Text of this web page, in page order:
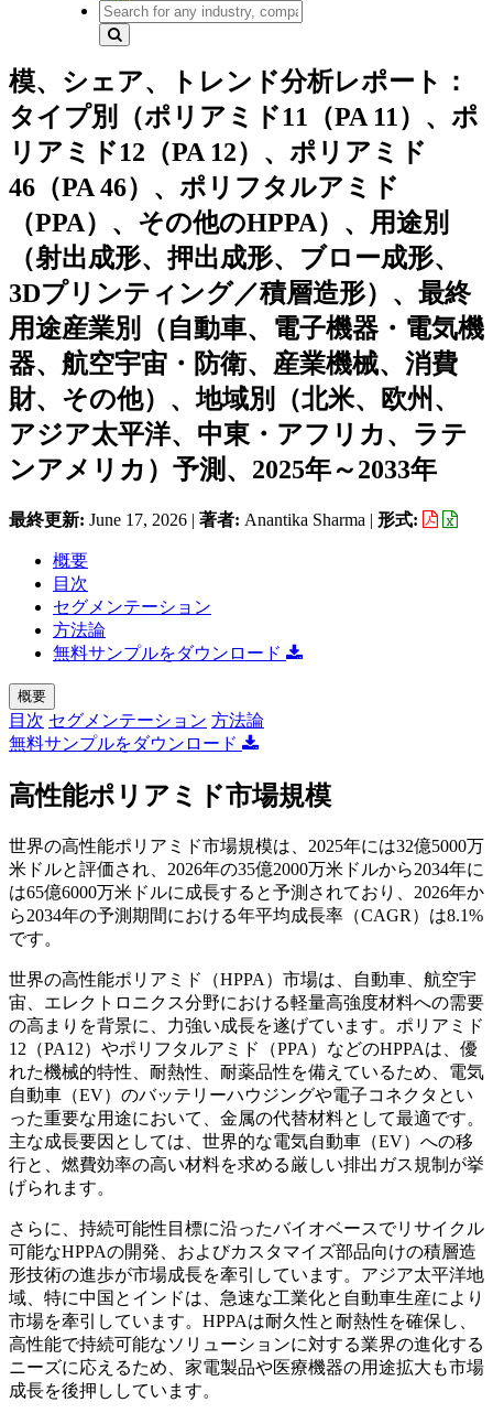
模、シェア、トレンド分析レポート：
タイプ別（ポリアミド11（PA 11）、ポ
リアミド12（PA 12）、ポリアミド
46（PA 46）、ポリフタルアミド
（PPA）、その他のHPPA）、用途別
（射出成形、押出成形、ブロー成形、
3Dプリンティング／積層造形）、最終
用途産業別（自動車、電子機器・電気機
器、航空宇宙・防衛、産業機械、消費
財、その他）、地域別（北米、欧州、
アジア太平洋、中東・アフリカ、ラテ
ンアメリカ）予測、2025年～2033年
最終更新: June 17, 2026 | 著者: Anantika Sharma | 形式:
概要
目次
セグメンテーション
方法論
無料サンプルをダウンロード
概要
目次 セグメンテーション 方法論
無料サンプルをダウンロード
高性能ポリアミド市場規模
世界の高性能ポリアミド市場規模は、2025年には32億5000万
米ドルと評価され、2026年の35億2000万米ドルから2034年に
は65億6000万米ドルに成長すると予測されており、2026年か
ら2034年の予測期間における年平均成長率（CAGR）は8.1%
です。
世界の高性能ポリアミド（HPPA）市場は、自動車、航空宇
宙、エレクトロニクス分野における軽量高強度材料への需要
の高まりを背景に、力強い成長を遂げています。ポリアミド
12（PA12）やポリフタルアミド（PPA）などのHPPAは、優
れた機械的特性、耐熱性、耐薬品性を備えているため、電気
自動車（EV）のバッテリーハウジングや電子コネクタとい
った重要な用途において、金属の代替材料として最適です。
主な成長要因としては、世界的な電気自動車（EV）への移
行と、燃費効率の高い材料を求める厳しい排出ガス規制が挙
げられます。
さらに、持続可能性目標に沿ったバイオベースでリサイクル
可能なHPPAの開発、およびカスタマイズ部品向けの積層造
形技術の進歩が市場成長を牽引しています。アジア太平洋地
域、特に中国とインドは、急速な工業化と自動車生産により
市場を牽引しています。HPPAは耐久性と耐熱性を確保し、
高性能で持続可能なソリューションに対する業界の進化する
ニーズに応えるため、家電製品や医療機器の用途拡大も市場
成長を後押ししています。